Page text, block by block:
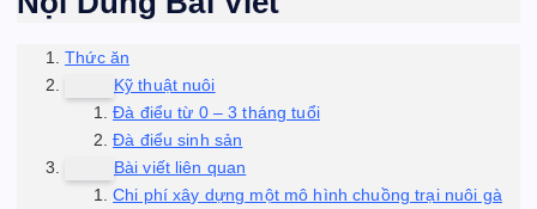
Thức ăn
Kỹ thuật nuôi
Đà điểu từ 0 – 3 tháng tuổi
Đà điểu sinh sản
Bài viết liên quan
Chi phí xây dựng một mô hình chuồng trại nuôi gà